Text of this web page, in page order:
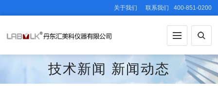
关于我们 联系我们 400-851-0200
技术新闻 新闻动态